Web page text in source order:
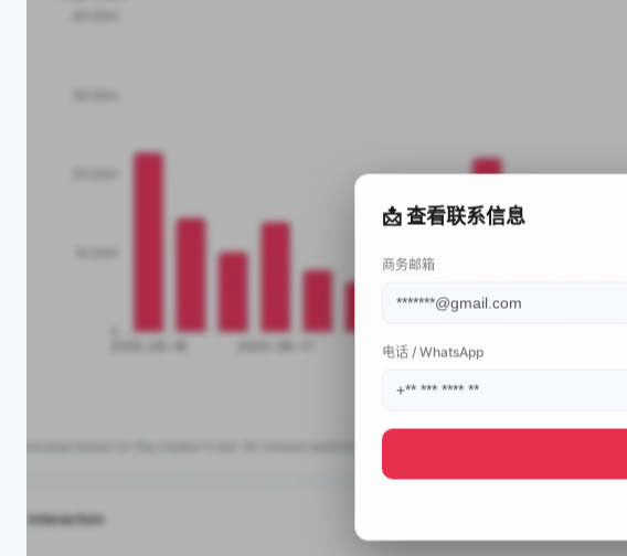
📩 查看联系信息
商务邮箱
电话 / WhatsApp